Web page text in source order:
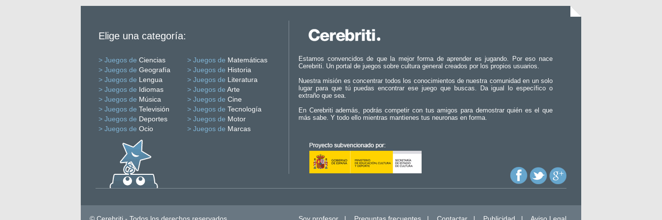
Elige una categoría:
> Juegos de Ciencias > Juegos de Matemáticas
> Juegos de Geografía > Juegos de Historia
> Juegos de Lengua > Juegos de Literatura
> Juegos de Idiomas > Juegos de Arte
> Juegos de Música > Juegos de Cine
> Juegos de Televisión > Juegos de Tecnología
> Juegos de Deportes > Juegos de Motor
> Juegos de Ocio > Juegos de Marcas
Estamos convencidos de que la mejor forma de aprender es jugando. Por eso nace
Cerebriti. Un portal de juegos sobre cultura general creados por los propios usuarios.
Nuestra misión es concentrar todos los conocimientos de nuestra comunidad en un solo
lugar para que tú puedas encontrar ese juego que buscas. Da igual lo específico o
extraño que sea.
En Cerebriti además, podrás competir con tus amigos para demostrar quién es el que
más sabe. Y todo ello mientras mantienes tus neuronas en forma.